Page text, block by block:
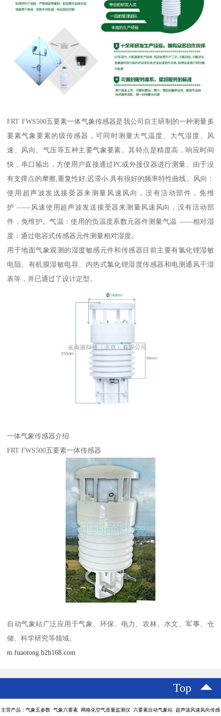
FRT FWS500五要素一体气象传感器是我公司自主研制的一种测量多
要素气象要素的级传感器，可同时测量大气温度、大气湿度、风
速、风向、气压等五种主要气象要素。其特点是精度高，响应时间
快，串口输出，方便用户直接通过PC或外接仪器进行测量。由于没
有支撑点的摩擦,重复性好,迟滞小,具有很好的频率特性曲线。风向：
使用超声波发送接受器来测量风速风向，没有活动部件，免维
护 ——风速使用超声波发送接受器来测量风速风向，没有活动部
件，免维护。气温：使用的负温度系数元器件测量气温 ——相对湿
度：通过电容式传感器元件测量相对湿度。
用于地面气象观测的湿度敏感元件和传感器目前主要有氯化锂湿敏
电阻、有机膜湿敏电容、内热式氯化锂湿度传感器和电测通风干湿
表等，并已通过了设计定型。
一体气象传感器介绍
FRT FWS500五要素一体传感器
自动气象站广泛应用于气象、环保、电力、农林、水文、军事、仓
储、科学研究等领域。
m.fuaotong.b2b168.com
Top
主营产品：气象五参数 气象六要素 网格化空气质量监测仪 六要素自动气象站 超声波风速风向传感